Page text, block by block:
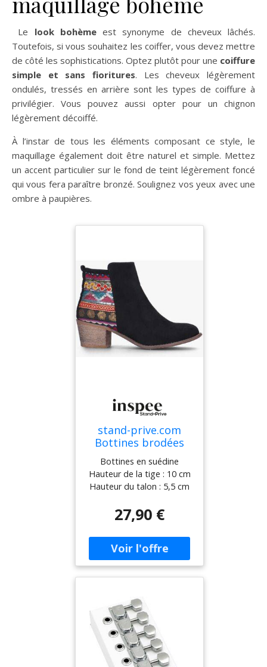
Le look bohèmeest synonyme de cheveux lâchés.
Toutefois, si vous souhaitez les coiffer, vous devez mettre
de côté les sophistications. Optez plutôt pour une coiffure
simple et sans fioritures. Les cheveux légèrement
ondulés, tressés en arrière sont les types de coiffure à
privilégier. Vous pouvez aussi opter pour un chignon
légèrement décoiffé.
À l’instar de tous les éléments composant ce style, le
maquillage également doit être naturel et simple. Mettez
un accent particulier sur le fond de teint légèrement foncé
qui vous fera paraître bronzé. Soulignez vos yeux avec une
ombre à paupières.
stand-prive.com
Bottines brodées
style bohème - noir
noir 36 female
Bottines en suédine
Hauteur de la tige : 10 cm
Hauteur du talon : 5,5 cm
Fermeture zip intérieur
cheville Côté de contrefort
brodé style bohème Bouts
ronds Composition &
entretien Composition :
Cuir synthétique Entretien :
Couleur : Noir Sexe :
Femme
27,90 €